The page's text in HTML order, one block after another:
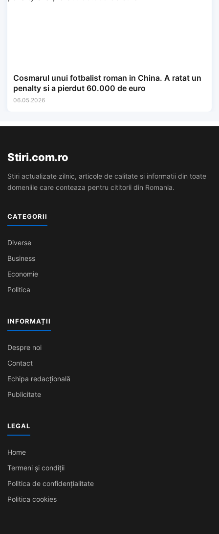
Cosmarul unui fotbalist roman in China. A ratat un
penalty si a pierdut 60.000 de euro
06.05.2026
Stiri.com.ro
Stiri actualizate zilnic, articole de calitate si informatii din toate
domeniile care conteaza pentru cititorii din Romania.
CATEGORII
Diverse
Business
Economie
Politica
INFORMAȚII
Despre noi
Contact
Echipa redacțională
Publicitate
LEGAL
Home
Termeni și condiții
Politica de confidențialitate
Politica cookies